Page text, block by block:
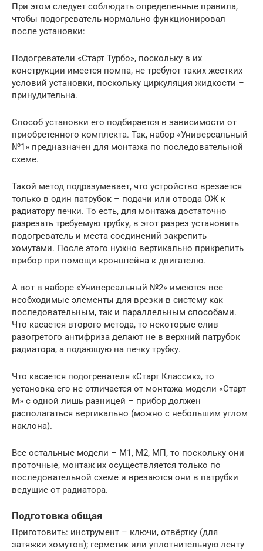
При этом следует соблюдать определенные правила,
чтобы подогреватель нормально функционировал
после установки:
Подогреватели «Старт Турбо», поскольку в их
конструкции имеется помпа, не требуют таких жестких
условий установки, поскольку циркуляция жидкости –
принудительна.
Способ установки его подбирается в зависимости от
приобретенного комплекта. Так, набор «Универсальный
№1» предназначен для монтажа по последовательной
схеме.
Такой метод подразумевает, что устройство врезается
только в один патрубок – подачи или отвода ОЖ к
радиатору печки. То есть, для монтажа достаточно
разрезать требуемую трубку, в этот разрез установить
подогреватель и места соединений закрепить
хомутами. После этого нужно вертикально прикрепить
прибор при помощи кронштейна к двигателю.
А вот в наборе «Универсальный №2» имеются все
необходимые элементы для врезки в систему как
последовательным, так и параллельным способами.
Что касается второго метода, то некоторые слив
разогретого антифриза делают не в верхний патрубок
радиатора, а подающую на печку трубку.
Что касается подогревателя «Старт Классик», то
установка его не отличается от монтажа модели «Старт
М» с одной лишь разницей – прибор должен
располагаться вертикально (можно с небольшим углом
наклона).
Все остальные модели – М1, М2, МП, то поскольку они
проточные, монтаж их осуществляется только по
последовательной схеме и врезаются они в патрубки
ведущие от радиатора.
Подготовка общая
Приготовить: инструмент – ключи, отвёртку (для
затяжки хомутов); герметик или уплотнительную ленту